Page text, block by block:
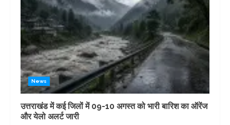
News
उत्तराखंड में कई जिलों में 09-10 अगस्त को भारी बारिश का ऑरेंज
और येलो अलर्ट जारी